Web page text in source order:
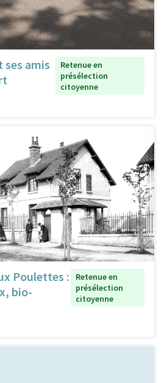
ses amis
Retenue en
présélection
citoyenne
Poulettes :
bio-
Retenue en
présélection
citoyenne